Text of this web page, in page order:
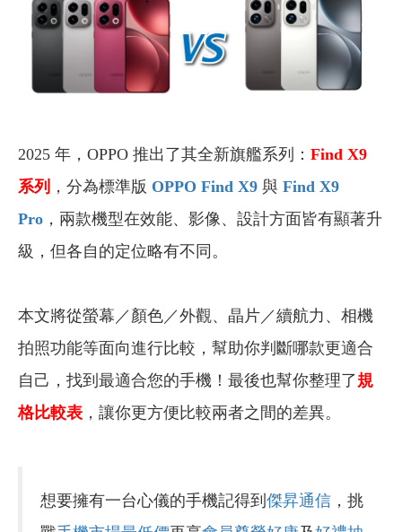
2025 年，OPPO 推出了其全新旗艦系列： Find X9
系列 ，分為標準版 OPPO Find X9 與 Find X9
Pro ，兩款機型在效能、影像、設計方面皆有顯著升
級，但各自的定位略有不同。
本文將從螢幕／顏色／外觀、晶片／續航力、相機
拍照功能等面向進行比較，幫助你判斷哪款更適合
自己，找到最適合您的手機！最後也幫你整理了規
格比較表 ，讓你更方便比較兩者之間的差異。
想要擁有一台心儀的手機記得到 傑昇通信 ，挑